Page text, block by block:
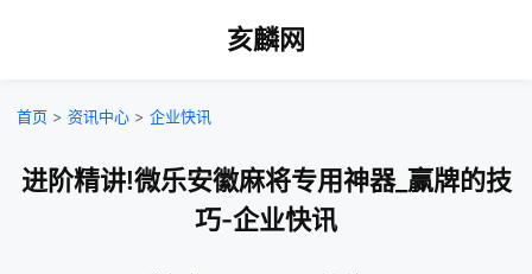
亥麟网
首页 > 资讯中心 > 企业快讯
进阶精讲!微乐安徽麻将专用神器_赢牌的技
巧-企业快讯